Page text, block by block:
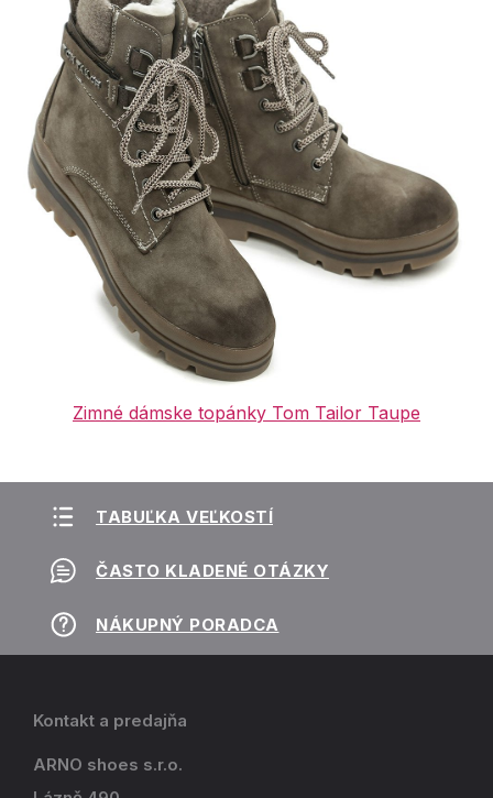
Zimné dámske topánky Tom Tailor Taupe
TABUĽKA VEĽKOSTÍ
ČASTO KLADENÉ OTÁZKY
NÁKUPNÝ PORADCA
Kontakt a predajňa
ARNO shoes s.r.o.